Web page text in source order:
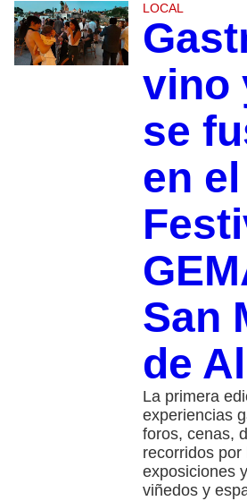
LOCAL
vino
se
en
San
de
La primera
experiencias
foros, cenas,
recorridos por
exposiciones
viñedos y